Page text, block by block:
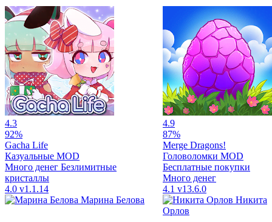
4.3
92%
Gacha Life
Казуальные MOD
Много денег Безлимитные
кристаллы
4.0 v1.1.14
Марина Белова
4.9
87%
Merge Dragons!
Головоломки MOD
Бесплатные покупки
Много денег
4.1 v13.6.0
Никита
Орлов